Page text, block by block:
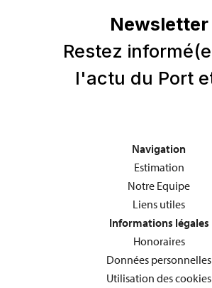
Navigation
Estimation
Notre Equipe
Liens utiles
Informations légales
Honoraires
Données personnelles
Utilisation des cookies